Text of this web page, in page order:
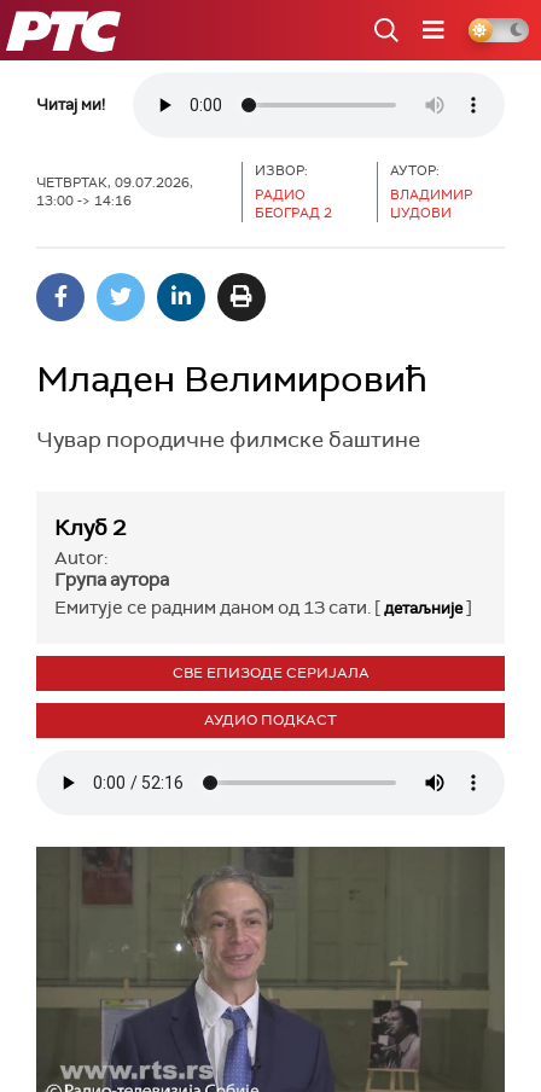
РТС
Читај ми!
ЧЕТВРТАК, 09.07.2026,
13:00 -> 14:16
ИЗВОР:
РАДИО
БЕОГРАД 2
АУТОР:
ВЛАДИМИР
ЏУДОВИ
Младен Велимировић
Чувар породичне филмске баштине
Клуб 2
Autor:
Група аутора
Емитује се радним даном од 13 сати. [детаљније]
СВЕ ЕПИЗОДЕ СЕРИЈАЛА
АУДИО ПОДКАСТ